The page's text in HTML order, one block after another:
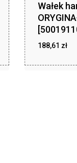
Wałek
188,61 zł